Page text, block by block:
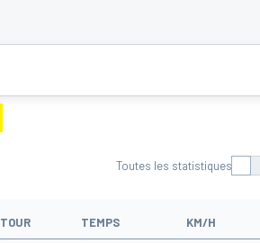
Toutes les statistiques
TOUR TEMPS KM/H